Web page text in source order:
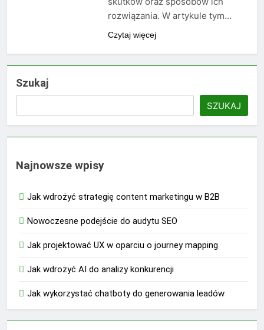
rozwiązania. W artykule tym…
Czytaj więcej
Szukaj
SZUKAJ
Najnowsze wpisy
Jak wdrożyć strategię content marketingu w B2B
Nowoczesne podejście do audytu SEO
Jak projektować UX w oparciu o journey mapping
Jak wdrożyć AI do analizy konkurencji
Jak wykorzystać chatboty do generowania leadów